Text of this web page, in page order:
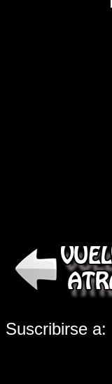
Suscribirse a: